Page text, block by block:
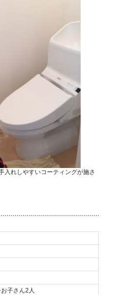
入れしやすいコーティングが施さ
子さん2人